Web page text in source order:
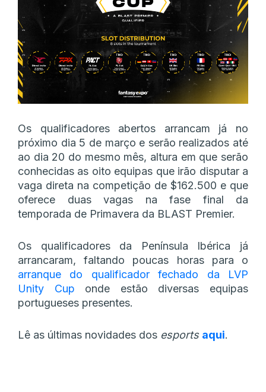
Os qualificadores abertos arrancam já no
próximo dia 5 de março e serão realizados até
ao dia 20 do mesmo mês, altura em que serão
conhecidas as oito equipas que irão disputar a
vaga direta na competição de $162.500 e que
oferece duas vagas na fase final da
temporada de Primavera da BLAST Premier.
Os qualificadores da Península Ibérica já
arrancaram, faltando poucas horas para o
arranque do qualificador fechado da LVP
Unity Cup onde estão diversas equipas
portugueses presentes.
Lê as últimas novidades dos esports aqui.